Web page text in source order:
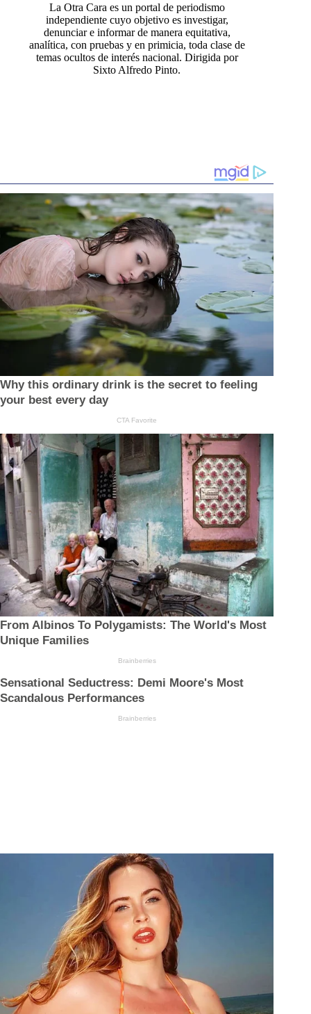
La Otra Cara es un portal de periodismo
independiente cuyo objetivo es investigar,
denunciar e informar de manera equitativa,
analítica, con pruebas y en primicia, toda clase de
temas ocultos de interés nacional. Dirigida por
Sixto Alfredo Pinto.